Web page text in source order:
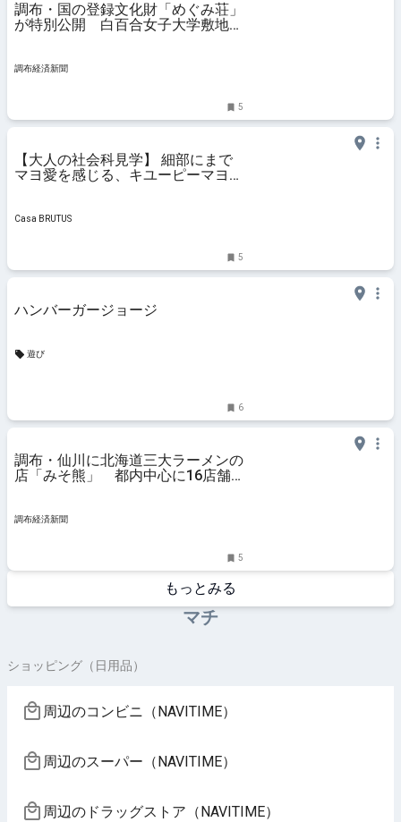
調布・国の登録文化財「めぐみ荘」
が特別公開 白百合女子大学敷地内
調布経済新聞
5
【大人の社会科見学】 細部にまで
マヨ愛を感じる、キユーピーマヨネ
Casa BRUTUS
5
ハンバーガージョージ
遊び
6
調布・仙川に北海道三大ラーメンの
店「みそ熊」 都内中心に16店舗
調布経済新聞
5
もっとみる
マチ
ショッピング（日用品）
周辺のコンビニ（NAVITIME）
周辺のスーパー（NAVITIME）
周辺のドラッグストア（NAVITIME）